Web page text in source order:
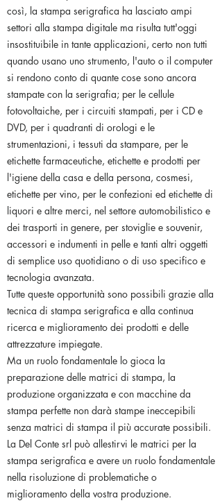
così, la stampa serigrafica ha lasciato ampi
settori alla stampa digitale ma risulta tutt'oggi
insostituibile in tante applicazioni, certo non tutti
quando usano uno strumento, l'auto o il computer
si rendono conto di quante cose sono ancora
stampate con la serigrafia; per le cellule
fotovoltaiche, per i circuiti stampati, per i CD e
DVD, per i quadranti di orologi e le
strumentazioni, i tessuti da stampare, per le
etichette farmaceutiche, etichette e prodotti per
l'igiene della casa e della persona, cosmesi,
etichette per vino, per le confezioni ed etichette di
liquori e altre merci, nel settore automobilistico e
dei trasporti in genere, per stoviglie e souvenir,
accessori e indumenti in pelle e tanti altri oggetti
di semplice uso quotidiano o di uso specifico e
tecnologia avanzata.
Tutte queste opportunità sono possibili grazie alla
tecnica di stampa serigrafica e alla continua
ricerca e miglioramento dei prodotti e delle
attrezzature impiegate.
Ma un ruolo fondamentale lo gioca la
preparazione delle matrici di stampa, la
produzione organizzata e con macchine da
stampa perfette non darà stampe ineccepibili
senza matrici di stampa il più accurate possibili.
La Del Conte srl può allestirvi le matrici per la
stampa serigrafica e avere un ruolo fondamentale
nella risoluzione di problematiche o
miglioramento della vostra produzione.